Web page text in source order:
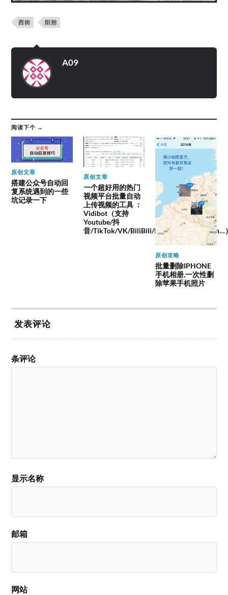
西街 阳朔
A09
阅读下个 →
原创文章
搭建公众号自动回
复系统遇到的一些
坑记录一下
原创文章
一个超好用的热门
视频平台批量自动
上传视频的工具 ：
Vidibot（支持
Youtube/抖
音/TikTok/VK/BiliBili/Facebook/instagram…
原创攻略
批量删除IPHONE
手机相册,一次性删
除苹果手机照片
发表评论
条评论
显示名称
邮箱
网站